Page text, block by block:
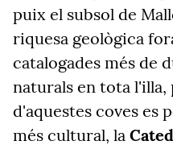
puix el subsol de
riquesa geològica
catalogades més de
naturals en tota l'illa,
d'aquestes coves es
més cultural, la